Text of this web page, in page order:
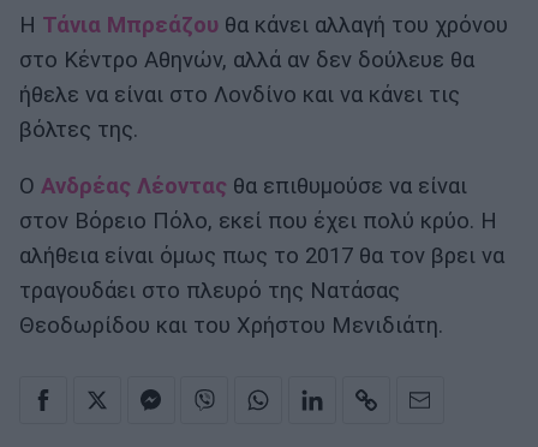
Η Τάνια Μπρεάζου θα κάνει αλλαγή του χρόνου
στο Κέντρο Αθηνών, αλλά αν δεν δούλευε θα
ήθελε να είναι στο Λονδίνο και να κάνει τις
βόλτες της.
Ο Ανδρέας Λέοντας θα επιθυμούσε να είναι
στον Βόρειο Πόλο, εκεί που έχει πολύ κρύο. Η
αλήθεια είναι όμως πως το 2017 θα τον βρει να
τραγουδάει στο πλευρό της Νατάσας
Θεοδωρίδου και του Χρήστου Μενιδιάτη.